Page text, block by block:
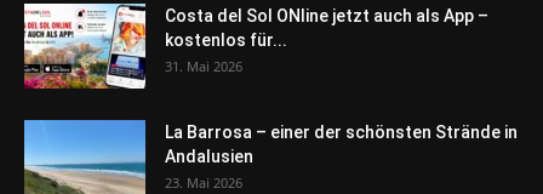
Costa del Sol ONline jetzt auch als App –
kostenlos für...
31. Mai 2026
La Barrosa – einer der schönsten Strände in
Andalusien
23. Mai 2026